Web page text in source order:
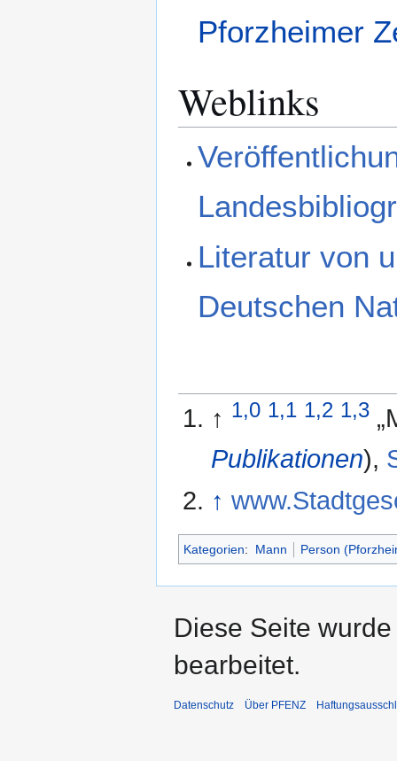
Pforzheimer
Weblinks
Literatur von
Deutschen
↑ 1,0 1,1 1,2 1,3
Publikationen),
↑
Kategorien: Mann Person
Diese Seite
bearbeitet.
Datenschutz Über PFENZ